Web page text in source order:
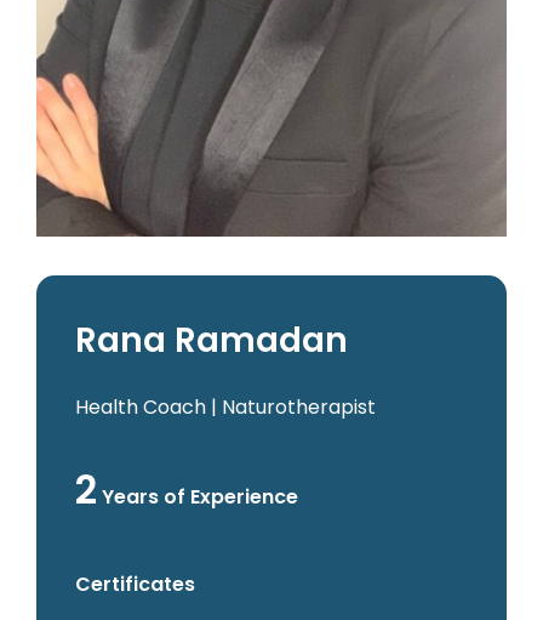
Rana Ramadan
Health Coach | Naturotherapist
2 Years of Experience
Certificates